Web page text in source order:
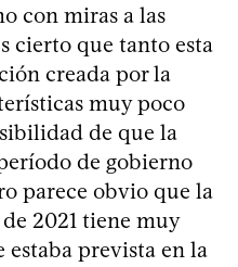
con miras a las
cierto que tanto esta
creada por la
muy poco
de que la
de gobierno
parece obvio que la
2021 tiene muy
estaba prevista en la